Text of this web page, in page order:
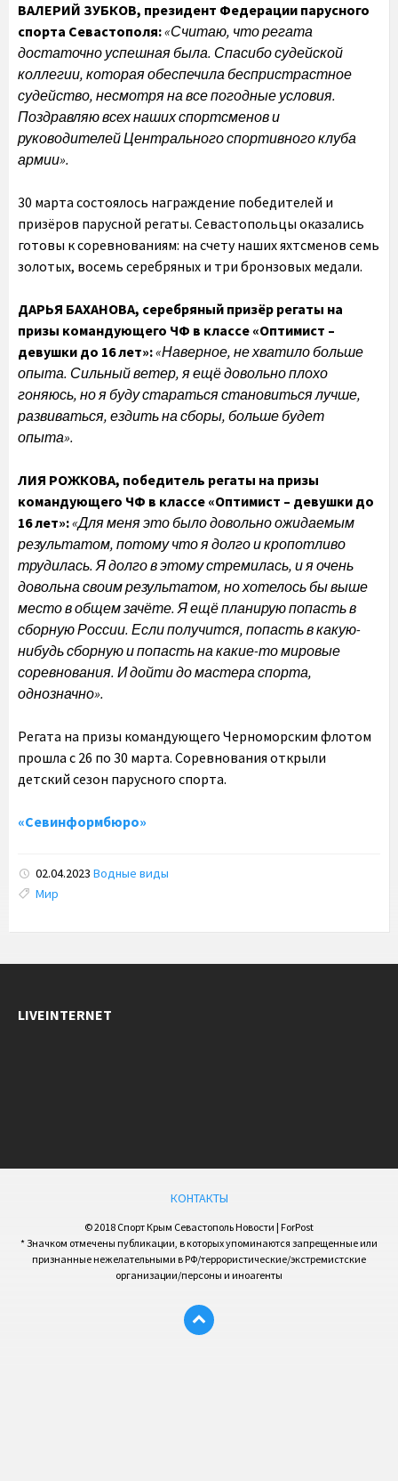
ВАЛЕРИЙ ЗУБКОВ, президент Федерации парусного
спорта Севастополя:«Считаю, что регата
достаточно успешная была. Спасибо судейской
коллегии, которая обеспечила беспристрастное
судейство, несмотря на все погодные условия.
Поздравляю всех наших спортсменов и
руководителей Центрального спортивного клуба
армии».
30 марта состоялось награждение победителей и
призёров парусной регаты. Севастопольцы оказались
готовы к соревнованиям: на счету наших яхтсменов семь
золотых, восемь серебряных и три бронзовых медали.
ДАРЬЯ БАХАНОВА, серебряный призёр регаты на
призы командующего ЧФ в классе «Оптимист –
девушки до 16 лет»:«Наверное, не хватило больше
опыта. Сильный ветер, я ещё довольно плохо
гоняюсь, но я буду стараться становиться лучше,
развиваться, ездить на сборы, больше будет
опыта».
ЛИЯ РОЖКОВА, победитель регаты на призы
командующего ЧФ в классе «Оптимист – девушки до
16 лет»:«Для меня это было довольно ожидаемым
результатом, потому что я долго и кропотливо
трудилась. Я долго в этому стремилась, и я очень
довольна своим результатом, но хотелось бы выше
место в общем зачёте. Я ещё планирую попасть в
сборную России. Если получится, попасть в какую-
нибудь сборную и попасть на какие-то мировые
соревнования. И дойти до мастера спорта,
однозначно».
Регата на призы командующего Черноморским флотом
прошла с 26 по 30 марта. Соревнования открыли
детский сезон парусного спорта.
«Севинформбюро»
02.04.2023 Водные виды
Tags:
Мир
LIVEINTERNET
КОНТАКТЫ
© 2018 Спорт Крым Севастополь Новости | ForPost
* Значком отмечены публикации, в которых упоминаются запрещенные или
признанные нежелательными в РФ/террористические/экстремистские
организации/персоны и иноагенты